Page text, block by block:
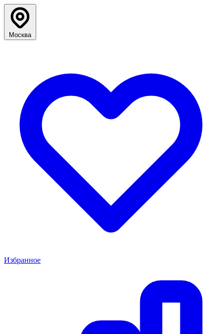
Москва
Избранное